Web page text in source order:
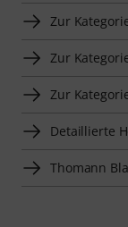
Zur
Zur
Zur
Detaillierte
Thomann